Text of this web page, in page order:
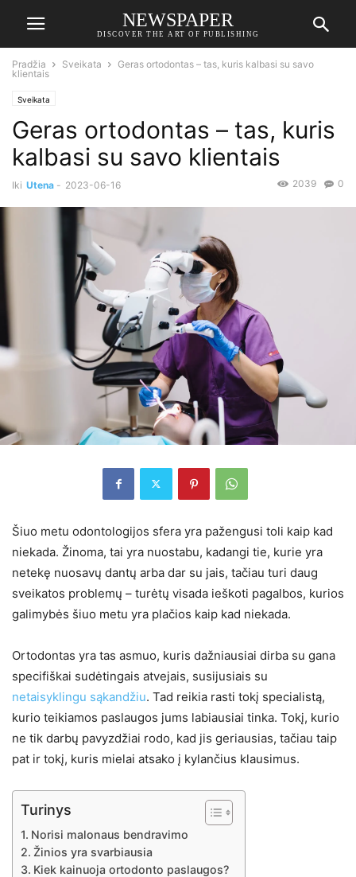
NEWSPAPER
DISCOVER THE ART OF PUBLISHING
Pradžia Sveikata
Geras ortodontas – tas, kuris kalbasi su savo
klientais
Sveikata
Geras ortodontas – tas, kuris
kalbasi su savo klientais
Iki Utena - 2023-06-16 0
2039
Šiuo metu odontologijos sfera yra pažengusi toli kaip kad
niekada. Žinoma, tai yra nuostabu, kadangi tie, kurie yra
netekę nuosavų dantų arba dar su jais, tačiau turi daug
sveikatos problemų – turėtų visada ieškoti pagalbos, kurios
galimybės šiuo metu yra plačios kaip kad niekada.
Ortodontas yra tas asmuo, kuris dažniausiai dirba su gana
specifiškai sudėtingais atvejais, susijusiais su
netaisyklingu sąkandžiu. Tad reikia rasti tokį specialistą,
kurio teikiamos paslaugos jums labiausiai tinka. Tokį, kurio
ne tik darbų pavyzdžiai rodo, kad jis geriausias, tačiau taip
pat ir tokį, kuris mielai atsako į kylančius klausimus.
Turinys
Norisi malonaus bendravimo
Žinios yra svarbiausia
Kiek kainuoja ortodonto paslaugos?